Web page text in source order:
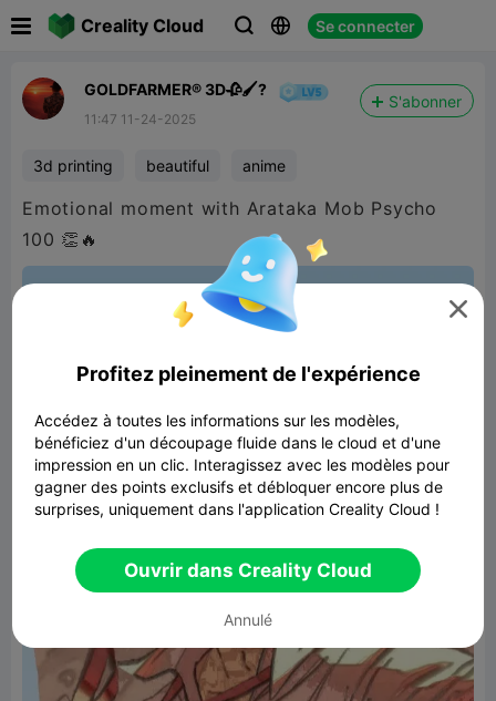
Creality Cloud   Se connecter
GOLDFARMER® 3D🥀🖌️?
11:47 11-24-2025
S'abonner
3d printing beautiful anime
Emotional moment with Arataka Mob Psycho
100 👏🔥

Profitez pleinement de l'expérience
Accédez à toutes les informations sur les modèles,
bénéficiez d'un découpage fluide dans le cloud et d'une
impression en un clic. Interagissez avec les modèles pour
gagner des points exclusifs et débloquer encore plus de
surprises, uniquement dans l'application Creality Cloud !
Ouvrir dans Creality Cloud
Annulé